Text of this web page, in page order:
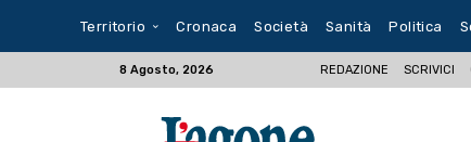
Territorio Cronaca Società Sanità Politica
8 Agosto, 2026 REDAZIONE SCRIVICI